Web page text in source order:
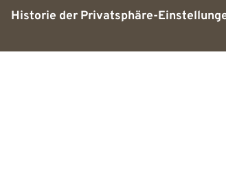
Historie der Privatsphäre-